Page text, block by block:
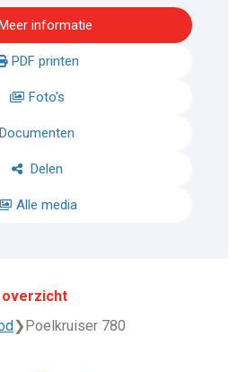
informatie
PDF printen
Foto's
Documenten
Delen
Alle media
overzicht
❯ Poelkruiser 780